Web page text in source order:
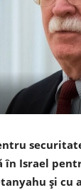
în Israel
și cu